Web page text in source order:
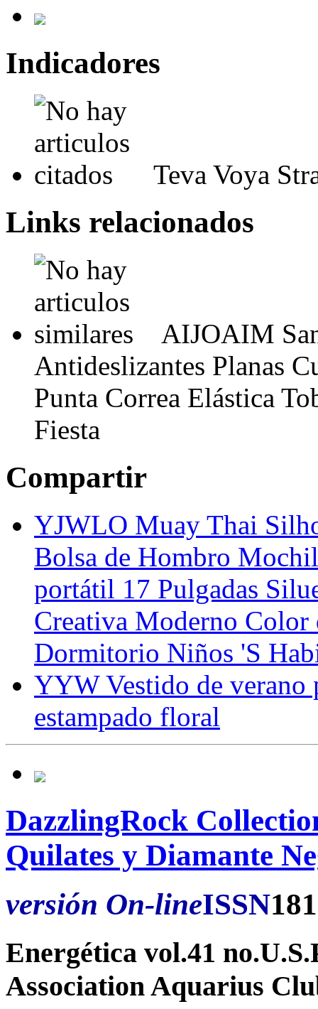
Indicadores
Teva Voya
Links relacionados
AIJOAIM
Antideslizantes Planas
Punta Correa Elástica
Fiesta
Compartir
YJWLO Muay Thai
Bolsa de Hombro
portátil 17 Pulgadas
Creativa Moderno
Dormitorio Niños 'S
YYW Vestido de verano
estampado floral
DazzlingRock
Quilates y Diamante
versión On-lineISSN
Energética vol.41
Association Aquarius